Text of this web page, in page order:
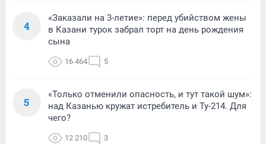
4
«Заказали на 3-летие»: перед убийством жены
в Казани турок забрал торт на день рождения
сына
16 464 5
5
«Только отменили опасность, и тут такой шум»:
над Казанью кружат истребитель и Ту-214. Для
чего?
12 210 3